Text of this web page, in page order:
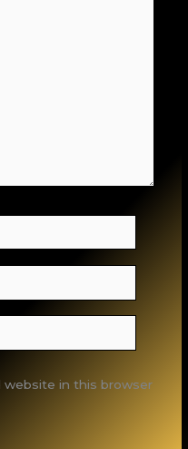
website in this browser